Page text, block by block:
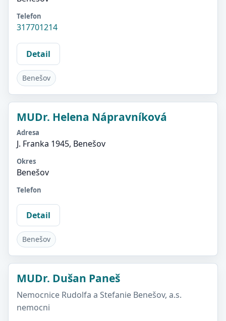
Telefon
317701214
Detail
Benešov
MUDr. Helena Nápravníková
Adresa
J. Franka 1945, Benešov
Okres
Benešov
Telefon
Detail
Benešov
MUDr. Dušan Paneš
Nemocnice Rudolfa a Stefanie Benešov, a.s.
nemocni